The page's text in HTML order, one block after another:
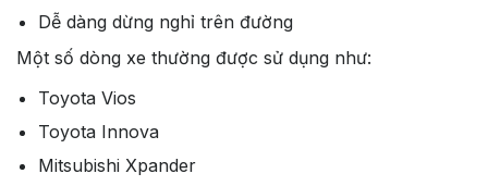
Dễ dàng dừng nghỉ trên đường
Một số dòng xe thường được sử dụng như:
Toyota Vios
Toyota Innova
Mitsubishi Xpander